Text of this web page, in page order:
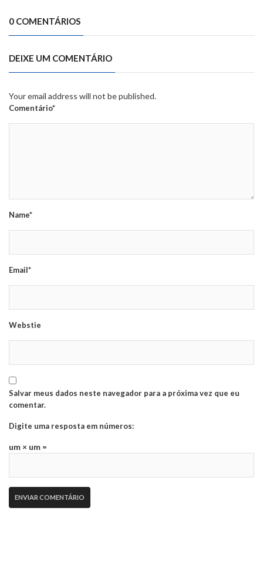
0 COMENTÁRIOS
DEIXE UM COMENTÁRIO
Your email address will not be published.
Comentário*
Name*
Email*
Webstie
Salvar meus dados neste navegador para a próxima vez que eu
comentar.
Digite uma resposta em números:
um × um =